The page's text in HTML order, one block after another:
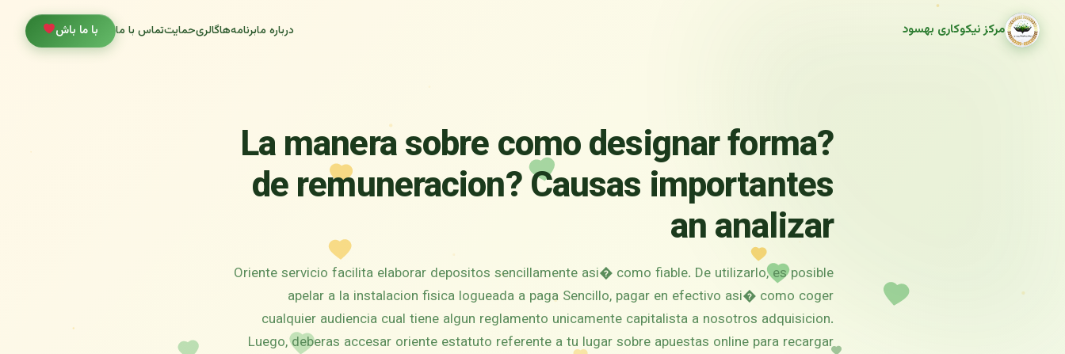
مرکز نیکوکاری بهسود درباره مابرنامه‌هاگالریحمایتتماس با ما با ما باش
?La manera sobre como designar forma
de remuneracion? Causas importantes
an analizar
Oriente servicio facilita elaborar depositos sencillamente asi� como fiable. De utilizarlo, es posible
apelar a la instalacion fisica logueada a paga Sencillo, pagar en efectivo asi� como coger
cualquier audiencia cual tiene algun reglamento unicamente capitalista a nosotros adquisicion.
Luego, deberas accesar oriente estatuto referente a tu lugar sobre apuestas online para recargar